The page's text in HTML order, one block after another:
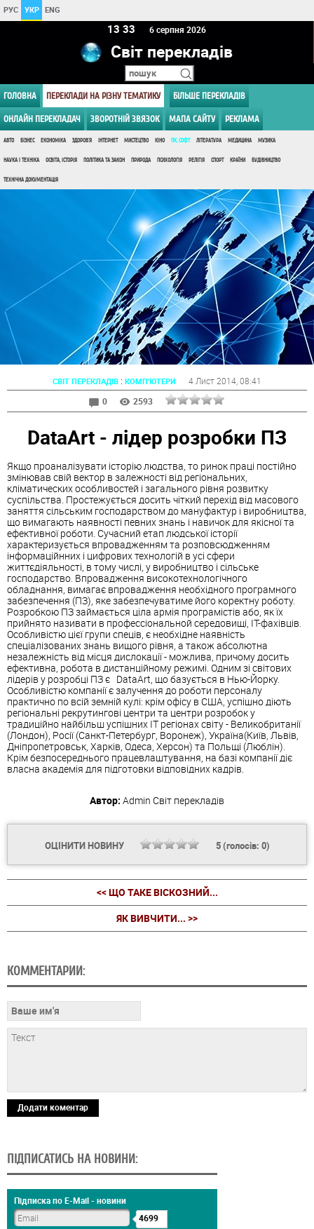
РУС УКР ENG
13 33 6 серпня 2026
Світ перекладів
ГОЛОВНА ПЕРЕКЛАДИ НА РІЗНУ ТЕМАТИКУ БІЛЬШЕ ПЕРЕКЛАДІВ
ОНЛАЙН ПЕРЕКЛАДАЧ ЗВОРОТНІЙ ЗВЯЗОК МАПА САЙТУ РЕКЛАМА
АВТО БІЗНЕС ЕКОНОМІКА ЗДОРОВ'Я ІНТЕРНЕТ МИСТЕЦТВО КІНО ПК, СОФТ ЛІТЕРАТУРА МЕДИЦИНА МУЗИКА
НАУКА І ТЕХНІКА ОСВІТА, ІСТОРІЯ ПОЛІТИКА ТА ЗАКОН ПРИРОДА ПСИХОЛОГІЯ РЕЛІГІЯ СПОРТ КРАЇНИ БУДІВНИЦТВО
ТЕХНІЧНА ДОКУМЕНТАЦІЯ
СВІТ ПЕРЕКЛАДІВ : КОМП'ЮТЕРИ 4 Лист 2014 , 08:41
0
2593
DataArt - лідер розробки ПЗ
Якщо проаналізувати історію людства, то ринок праці постійно
змінював свій вектор в залежності від регіональних,
кліматических особливостей і загального рівня розвитку
суспільства. Простежується досить чіткий перехід від масового
заняття сільським господарством до мануфактур і виробництва,
що вимагають наявності певних знань і навичок для якісної та
ефективної роботи. Сучасний етап людської історії
характеризується впровадженням та розповсюдженням
інформаційнних і цифрових технологій в усі сфери
життєдіяльності, в тому числі, у виробництво і сільське
господарство. Впровадження високотехнологічного
обладнання, вимагає впровадження необхідного програмного
забезпечення (ПЗ), яке забезпечуватиме його коректну роботу.
Розробкою ПЗ займається ціла армія програмістів або, як їх
прийнято називати в профессіональной середовищі, ІТ-фахівців.
Особливістю цієї групи спеців, є необхідне наявність
спеціалізованих знань вищого рівня, а також абсолютна
незалежність від місця дислокації - можлива, причому досить
ефективна, робота в дистанційному режимі. Одним зі світових
лідерів у розробці ПЗ є DataArt, що базується в Нью-Йорку.
Особливістю компанії є залучення до роботи персоналу
практично по всій земній кулі: крім офісу в США, успішно діють
регіональні рекрутингові центри та центри розробок у
традиційно найбільш успішних ІТ регіонах світу - Великобританії
(Лондон), Росії (Санкт-Петербург, Воронеж), Україна(Київ, Львів,
Дніпропетровськ, Харків, Одеса, Херсон) та Польщі (Люблін).
Крім безпосереднього працевлаштування, на базі компанії діє
власна академія для підготовки відповідних кадрів.
Автор: Admin Світ перекладів
ОЦІНИТИ НОВИНУ 5(голосів: 0)
<< ЩО ТАКЕ ВІСКОЗНИЙ...
ЯК ВИВЧИТИ... >>
КОММЕНТАРИИ:
Додати коментар
ПІДПИСАТИСЬ НА НОВИНИ:
Підписка по E-Mail - новини
4699